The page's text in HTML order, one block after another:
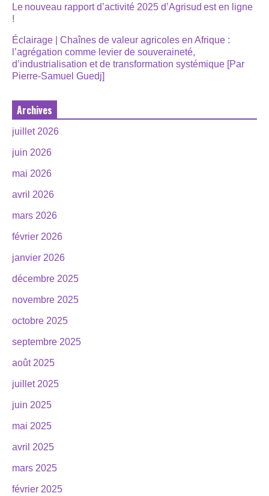
Le nouveau rapport d’activité 2025 d’Agrisud est en ligne
!
Éclairage | Chaînes de valeur agricoles en Afrique :
l’agrégation comme levier de souveraineté,
d’industrialisation et de transformation systémique [Par
Pierre-Samuel Guedj]
Archives
juillet 2026
juin 2026
mai 2026
avril 2026
mars 2026
février 2026
janvier 2026
décembre 2025
novembre 2025
octobre 2025
septembre 2025
août 2025
juillet 2025
juin 2025
mai 2025
avril 2025
mars 2025
février 2025